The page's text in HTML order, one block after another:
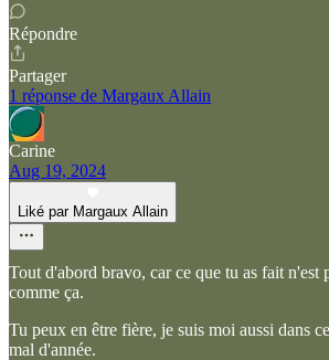
Répondre
Partager
1 réponse de Margaux Allain
Carine
Aug 19, 2024
Liké par Margaux Allain
Tout d'abord bravo, car ce que tu as fait n'est
comme ça.
Tu peux en être fière, je suis moi aussi dans
mal d'année.